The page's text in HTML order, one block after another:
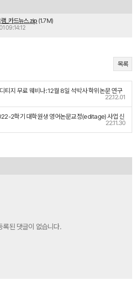
_카드뉴스.zip (1.7M)
09:14:12
목록
티지 무료 웨비나: 12월 8일 석박사 학위논문 연구
22.12.01
2학기 대학원생 영어논문교정(editage) 사업 신
22.11.30
록된 댓글이 없습니다.